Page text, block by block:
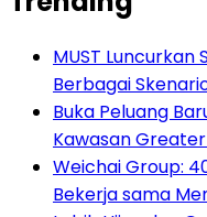
MUST Luncurkan
Berbagai
Buka Peluang
Kawasan
Weichai Group:
Bekerja sama